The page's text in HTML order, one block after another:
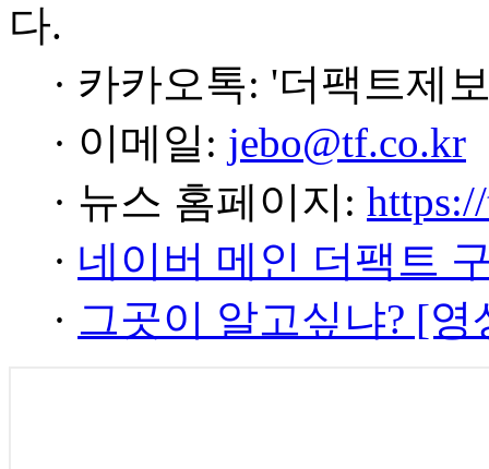
다.
· 카카오톡: '더팩트제
· 이메일: jebo@tf.co.kr
· 뉴스 홈페이지:
· 네이버 메인 더팩트
· 그곳이 알고싶냐? [